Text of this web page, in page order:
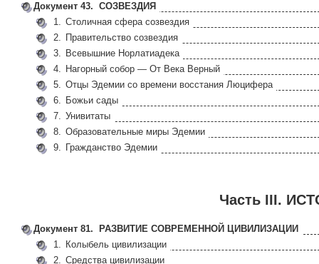
Документ 43. СОЗВЕЗДИЯ
1. Столичная сфера созвездия
2. Правительство созвездия
3. Всевышние Норлатиадека
4. Нагорный собор — От Века Верный
5. Отцы Эдемии со времени восстания Люцифера
6. Божьи сады
7. Унивитаты
8. Образовательные миры Эдемии
9. Гражданство Эдемии
Часть III.
Документ 81. РАЗВИТИЕ СОВРЕМЕННОЙ ЦИВИЛИЗАЦИИ
1. Колыбель цивилизации
2. Средства цивилизации